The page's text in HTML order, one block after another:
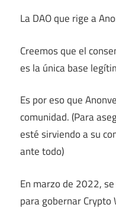
La DAO que rige a
Creemos que el
es la única base
Es por eso que
comunidad. (Para
esté sirviendo a su
ante todo)
En marzo de 2022,
para gobernar Crypto